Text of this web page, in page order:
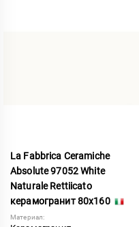
La Fabbrica Ceramiche
Absolute 97052 White
Naturale Rettiicato
керамогранит 80x160
Материал: